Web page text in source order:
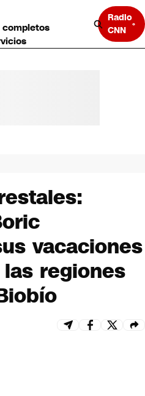
completos
Radio
CNN
vacaciones
regiones